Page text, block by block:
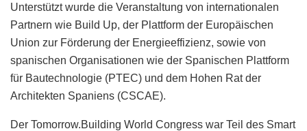
Unterstützt wurde die Veranstaltung von internationalen
Partnern wie Build Up, der Plattform der Europäischen
Union zur Förderung der Energieeffizienz, sowie von
spanischen Organisationen wie der Spanischen Plattform
für Bautechnologie (PTEC) und dem Hohen Rat der
Architekten Spaniens (CSCAE).
Der Tomorrow.Building World Congress war Teil des Smart